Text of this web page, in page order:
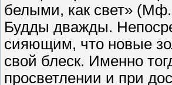
белыми, как свет»
Будды дважды.
сияющим, что новые
свой блеск. Именно
просветлении и при